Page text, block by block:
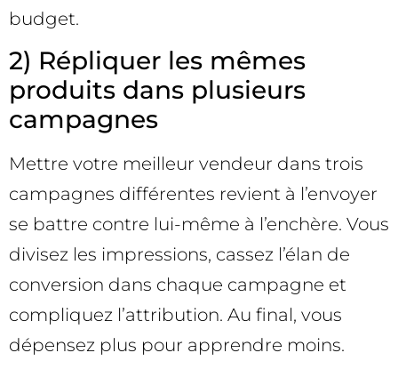
budget.
2) Répliquer les mêmes
produits dans plusieurs
campagnes
Mettre votre meilleur vendeur dans trois
campagnes différentes revient à l’envoyer
se battre contre lui-même à l’enchère. Vous
divisez les impressions, cassez l’élan de
conversion dans chaque campagne et
compliquez l’attribution. Au final, vous
dépensez plus pour apprendre moins.